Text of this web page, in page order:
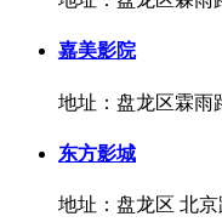
嘉美影院
地址：盘龙区霖雨
东方影城
地址：盘龙区 北